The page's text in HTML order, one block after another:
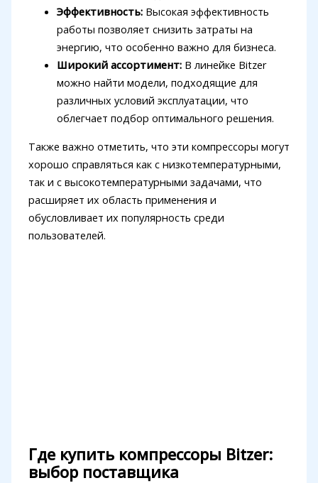
Эффективность:Высокая эффективность
работы позволяет снизить затраты на
энергию, что особенно важно для бизнеса.
Широкий ассортимент:В линейке Bitzer
можно найти модели, подходящие для
различных условий эксплуатации, что
облегчает подбор оптимального решения.
Также важно отметить, что эти компрессоры могут
хорошо справляться как с низкотемпературными,
так и с высокотемпературными задачами, что
расширяет их область применения и
обусловливает их популярность среди
пользователей.
Где купить компрессоры Bitzer:
выбор поставщика